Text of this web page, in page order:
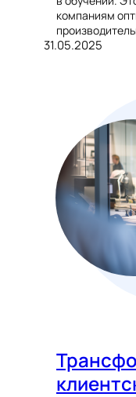
компаниям
31.05.2025